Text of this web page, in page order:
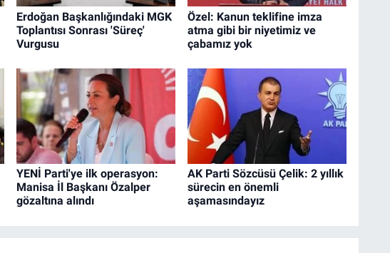
Erdoğan Başkanlığındaki MGK
Toplantısı Sonrası 'Süreç'
Vurgusu
Özel: Kanun teklifine imza
atma gibi bir niyetimiz ve
çabamız yok
YENİ Parti'ye ilk operasyon:
Manisa İl Başkanı Özalper
gözaltına alındı
AK Parti Sözcüsü Çelik: 2 yıllık
sürecin en önemli
aşamasındayız